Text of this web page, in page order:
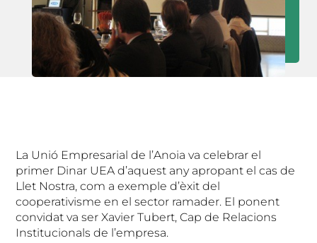
La Unió Empresarial de l’Anoia va celebrar el
primer Dinar UEA d’aquest any apropant el cas de
Llet Nostra, com a exemple d’èxit del
cooperativisme en el sector ramader. El ponent
convidat va ser Xavier Tubert, Cap de Relacions
Institucionals de l’empresa.